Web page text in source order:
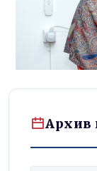
Архив